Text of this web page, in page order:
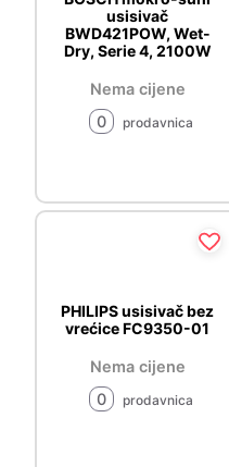
usisivač
BWD421POW, Wet-
Dry, Serie 4, 2100W
Nema cijene
0
prodavnica
PHILIPS usisivač bez
vrećice FC9350-01
Nema cijene
0
prodavnica